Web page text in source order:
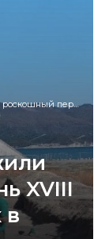
при раскопках в Новороссийске
XVIII
в